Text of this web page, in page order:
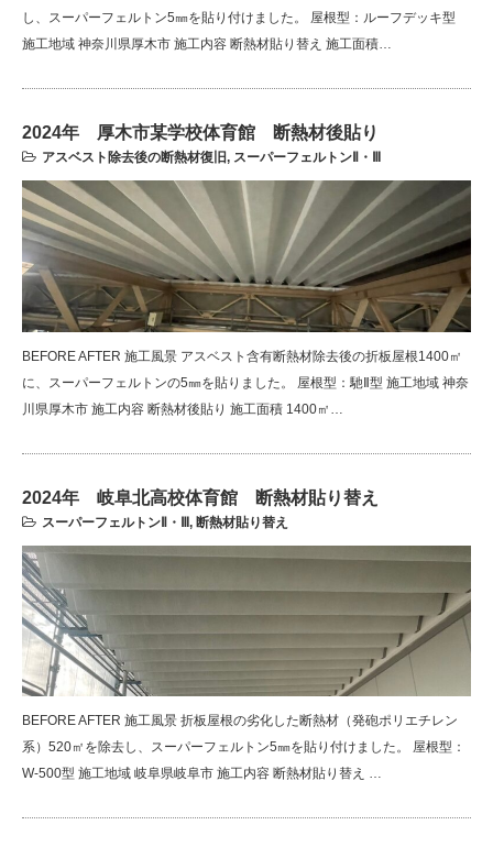
し、スーパーフェルトン5㎜を貼り付けました。 屋根型：ルーフデッキ型
施工地域 神奈川県厚木市 施工内容 断熱材貼り替え 施工面積…
2024年 厚木市某学校体育館 断熱材後貼り
アスベスト除去後の断熱材復旧, スーパーフェルトンⅡ・Ⅲ
BEFORE AFTER 施工風景 アスベスト含有断熱材除去後の折板屋根1400㎡
に、スーパーフェルトンの5㎜を貼りました。 屋根型：馳Ⅱ型 施工地域 神奈
川県厚木市 施工内容 断熱材後貼り 施工面積 1400㎡…
2024年 岐阜北高校体育館 断熱材貼り替え
スーパーフェルトンⅡ・Ⅲ, 断熱材貼り替え
BEFORE AFTER 施工風景 折板屋根の劣化した断熱材（発砲ポリエチレン
系）520㎡を除去し、スーパーフェルトン5㎜を貼り付けました。 屋根型：
W-500型 施工地域 岐阜県岐阜市 施工内容 断熱材貼り替え …